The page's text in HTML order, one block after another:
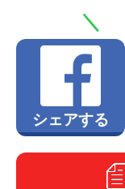
＼
シェアする